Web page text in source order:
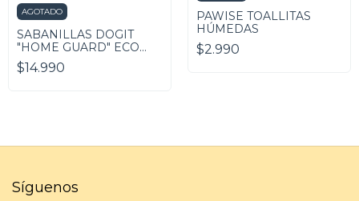
AGOTADO
SABANILLAS DOGIT
"HOME GUARD" ECO
(50U)
$14.990
PAWISE TOALLITAS
HÚMEDAS
$2.990
Síguenos